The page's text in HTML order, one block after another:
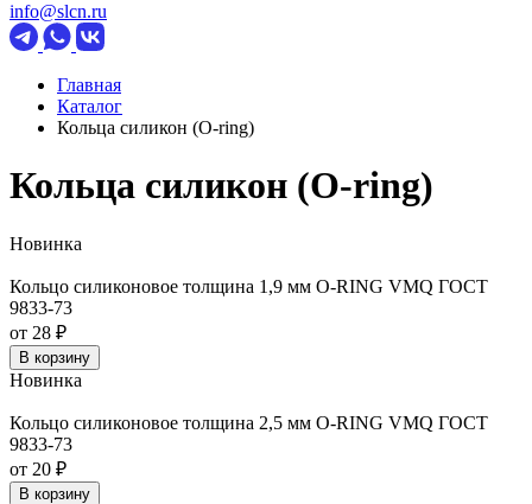
info@slcn.ru
Главная
Каталог
Кольца силикон (O-ring)
Кольца силикон (O-ring)
Новинка
Кольцо силиконовое толщина 1,9 мм O-RING VMQ ГОСТ
9833-73
от 28 ₽
В корзину
Новинка
Кольцо силиконовое толщина 2,5 мм O-RING VMQ ГОСТ
9833-73
от 20 ₽
В корзину